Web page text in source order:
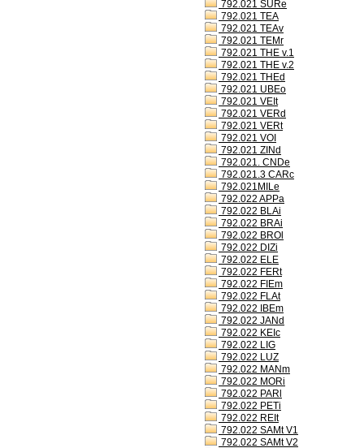
792.021 SURe
792.021 TEA
792.021 TEAv
792.021 TEMr
792.021 THE v.1
792.021 THE v.2
792.021 THEd
792.021 UBEo
792.021 VEIt
792.021 VERd
792.021 VERt
792.021 VOI
792.021 ZINd
792.021. CNDe
792.021.3 CARc
792.021MILe
792.022 APPa
792.022 BLAi
792.022 BRAi
792.022 BROl
792.022 DIZi
792.022 ELE
792.022 FERt
792.022 FIEm
792.022 FLAt
792.022 IBEm
792.022 JANd
792.022 KEIc
792.022 LIG
792.022 LUZ
792.022 MANm
792.022 MORi
792.022 PARl
792.022 PETi
792.022 REIt
792.022 SAMt V1
792.022 SAMt V2